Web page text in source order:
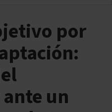
por
un
de despido
un despido
económicas
organizativas
productivas